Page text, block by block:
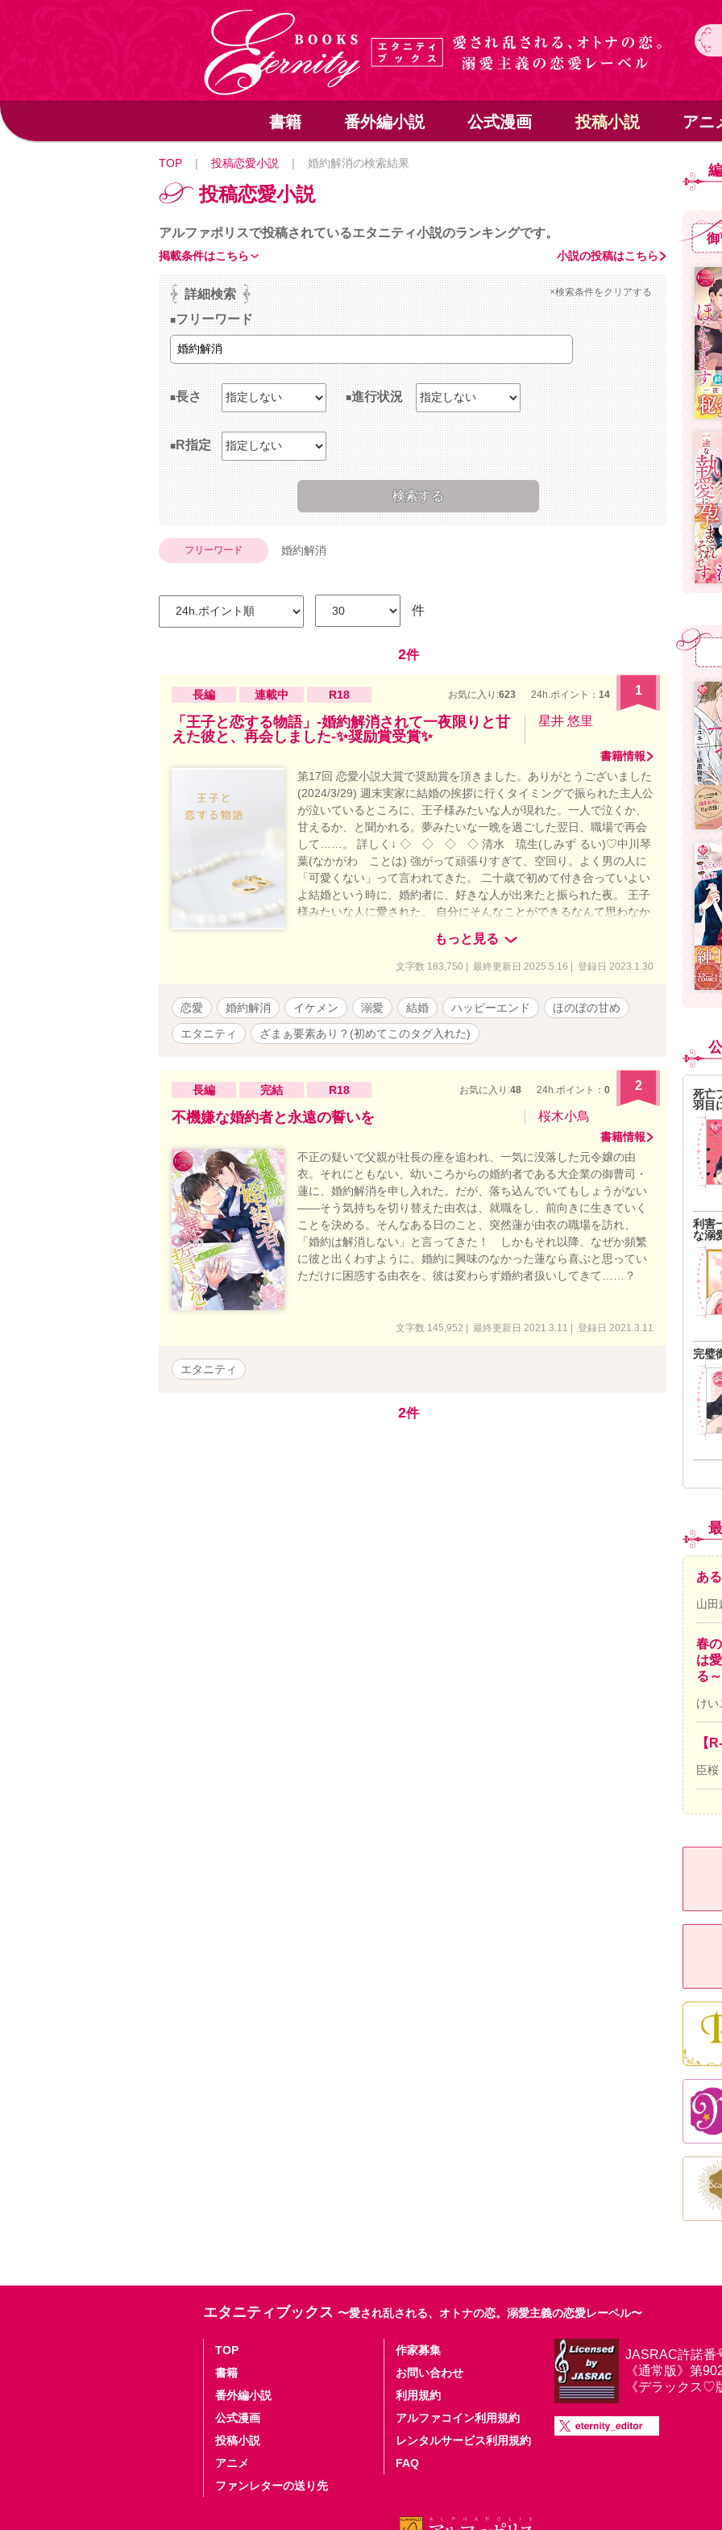
書籍 番外編小説 公式漫画 投稿小説 アニ
TOP | 投稿恋愛小説 | 婚約解消の検索結果
投稿恋愛小説
アルファポリスで投稿されているエタニティ小説のランキングです。
小説の投稿はこちら
掲載条件はこちら
詳細検索 ×検索条件をクリアする
フリーワード
長さ 進行状況
R指定
フリーワード 婚約解消
件
2件
長編 連載中 R18 お気に入り:623 24h.ポイント： 14 1
「王子と恋する物語」-婚約解消されて一夜限りと甘
えた彼と、再会しました-✨奨励賞受賞✨
星井 悠里
書籍情報
第17回 恋愛小説大賞で奨励賞を頂きました。ありがとうございました
(2024/3/29) 週末実家に結婚の挨拶に行くタイミングで振られた主人公
が泣いているところに、王子様みたいな人が現れた。一人で泣くか、
甘えるか、と聞かれる。夢みたいな一晩を過ごした翌日、職場で再会
して……。 詳しく↓ ◇ ◇ ◇ ◇ 清水 琉生(しみず るい)♡中川琴
葉(なかがわ ことは) 強がって頑張りすぎて、空回り。よく男の人に
「可愛くない」って言われてきた。 二十歳で初めて付き合っていよい
よ結婚という時に、婚約者に、好きな人が出来たと振られた夜。 王子
様みたいな人に愛された。 自分にそんなことができるなんて思わなか
った、一度限りの、夢みたいな夜。 ところが、その王子様・琉生と職
場で再会。 元婚約者も、その浮気相手も、同じ職場。 私と琉生が接し
てると、元婚約者が私を気にしてくるし、さらに浮気相手は琉生のこ
もっと見る
文字数 183,750 | 最終更新日 2025.5.16 | 登録日 2023.1.30
恋愛 婚約解消 イケメン 溺愛 結婚 ハッピーエンド
ほのぼの甘め
エタニティ
ざまぁ要素あり？(初めてこのタグ入れた)
長編 完結 R18 お気に入り:48 24h.ポイント： 0 2
不機嫌な婚約者と永遠の誓いを 桜木小鳥
書籍情報
不正の疑いで父親が社長の座を追われ、一気に没落した元令嬢の由
衣。それにともない、幼いころからの婚約者である大企業の御曹司・
蓮に、婚約解消を申し入れた。だが、落ち込んでいてもしょうがない
――そう気持ちを切り替えた由衣は、就職をし、前向きに生きていく
ことを決める。そんなある日のこと、突然蓮が由衣の職場を訪れ、
「婚約は解消しない」と言ってきた！ しかもそれ以降、なぜか頻繁
に彼と出くわすように。婚約に興味のなかった蓮なら喜ぶと思ってい
ただけに困惑する由衣を、彼は変わらず婚約者扱いしてきて……？
文字数 145,952 | 最終更新日 2021.3.11 | 登録日 2021.3.11
エタニティ
2件
死亡
羽目
利害
な溺
完璧
あ
山田
春
は
る～
けい
【
臣桜
エタニティブックス 〜愛され乱される、オトナの恋。溺愛主義の恋愛レーベル〜
TOP
書籍
番外編小説
公式漫画
投稿小説
アニメ
ファンレターの送り先
作家募集
お問い合わせ
利用規約
アルファコイン利用規約
レンタルサービス利用規約
FAQ
JASRAC許諾番
《通常版》第
《デラックス♡